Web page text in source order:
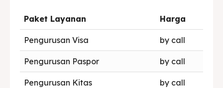
Paket Layanan Harga
Pengurusan Visa by call
Pengurusan Paspor by call
Pengurusan Kitas by call